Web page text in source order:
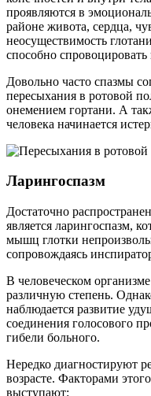
проявляются в
районе живота, сердца,
неосуществимость
способно
Довольно часто спазмы
пересыхания в ротовой
онемением гортани. А
человека начинается
Ларингоспазм
Достаточно
является ларингоспазм,
мышц глотки
сопровождаясь
В человеческом
различную степень.
наблюдается развитие
соединения голосового
гибели больного.
Нередко диагностируют
возрасте. Факторами
выступают: